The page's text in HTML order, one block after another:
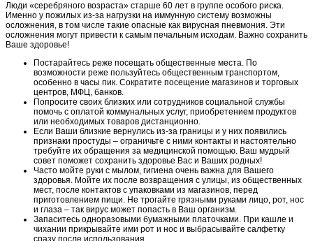
Люди «серебряного возраста» старше 60 лет в группе особого риска.
Именно у пожилых из-за нагрузки на иммунную систему возможны
осложнения, в том числе такие опасные как вирусная пневмония. Эти
осложнения могут привести к самым печальным исходам. Важно сохранить
Ваше здоровье!
Постарайтесь реже посещать общественные места. По
возможности реже пользуйтесь общественным транспортом,
особенно в часы пик. Сократите посещение магазинов и торговых
центров, МФЦ, банков.
Попросите своих близких или сотрудников социальной службы
помочь с оплатой коммунальных услуг, приобретением продуктов
или необходимых товаров дистанционно.
Если Ваши близкие вернулись из-за границы и у них появились
признаки простуды – ограничьте с ними контакты и настоятельно
требуйте их обращения за медицинской помощью. Ваш мудрый
совет поможет сохранить здоровье Вас и Ваших родных!
Часто мойте руки с мылом, гигиена очень важна для Вашего
здоровья. Мойте их после возвращения с улицы, из общественных
мест, после контактов с упаковками из магазинов, перед
приготовлением пищи. Не трогайте грязными руками лицо, рот, нос
и глаза – так вирус может попасть в Ваш организм.
Запаситесь одноразовыми бумажными платочками. При кашле и
чихании прикрывайте ими рот и нос и выбрасывайте салфетку